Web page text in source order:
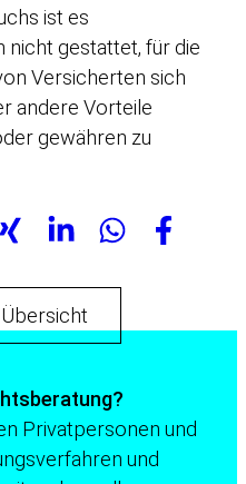
ist es
nicht gestattet, für die
Versicherten sich
andere Vorteile
gewähren zu
Privatpersonen und
und